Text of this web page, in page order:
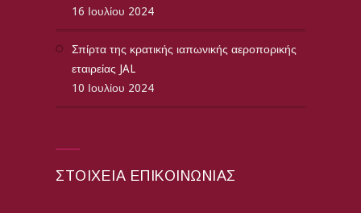
16 Ιουλίου 2024
Σπίρτα της κρατικής ιαπωνικής αεροπορικής
εταιρείας JAL
10 Ιουλίου 2024
ΣΤΟΙΧΕΙΑ ΕΠΙΚΟΙΝΩΝΙΑΣ